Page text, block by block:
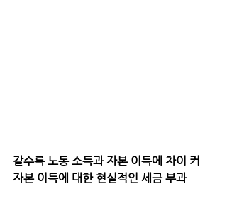
갈수록 노동 소득과 자본 이득에 차이 커
자본 이득에 대한 현실적인 세금 부과